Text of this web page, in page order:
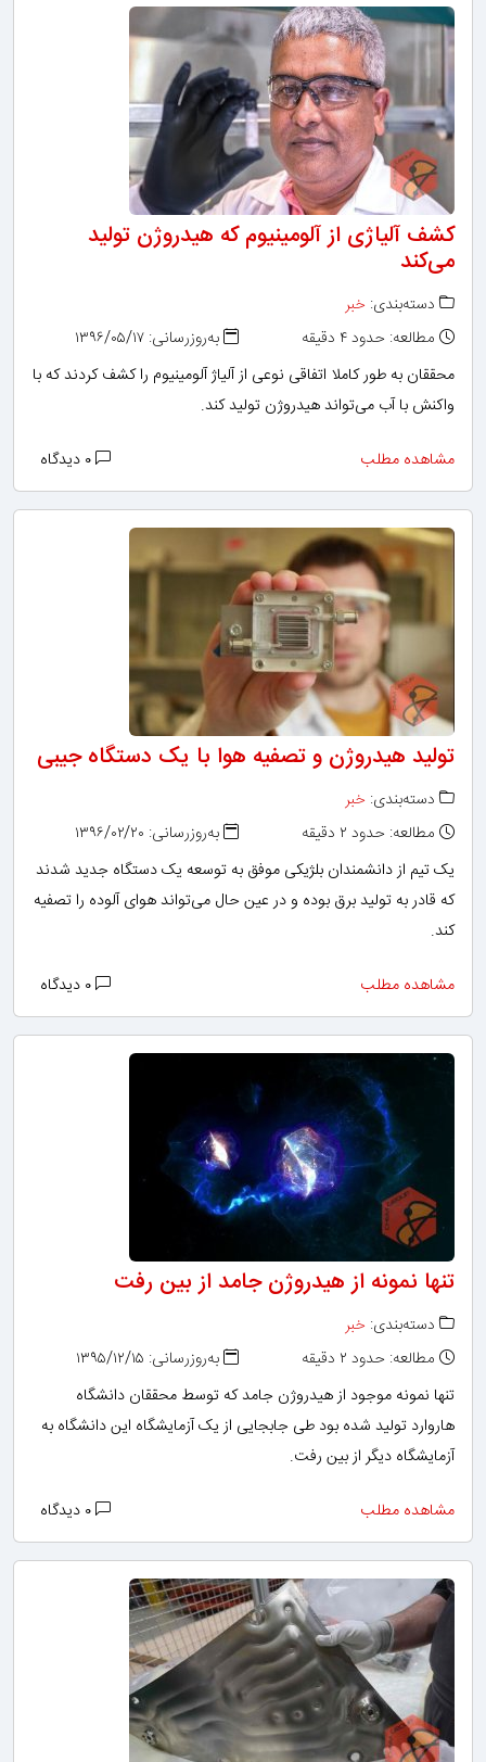
کشف آلیاژی از آلومینیوم که هیدروژن تولید
می‌کند
دسته‌بندی: خبر
مطالعه: حدود ۴ دقیقه
به‌روزرسانی: ۱۳۹۶/۰۵/۱۷
محققان به طور کاملا اتفاقی نوعی از آلیاژ آلومینیوم را کشف کردند که با
واکنش با آب می‌تواند هیدروژن تولید کند.
مشاهده مطلب
تولید هیدروژن و تصفیه هوا با یک دستگاه جیبی
دسته‌بندی: خبر
مطالعه: حدود ۲ دقیقه
به‌روزرسانی: ۱۳۹۶/۰۲/۲۰
یک تیم از دانشمندان بلژیکی موفق به توسعه یک دستگاه جدید شدند
که قادر به تولید برق بوده و در عین حال می‌تواند هوای آلوده را تصفیه
کند.
مشاهده مطلب
تنها نمونه از هیدروژن جامد از بین رفت
دسته‌بندی: خبر
مطالعه: حدود ۲ دقیقه
به‌روزرسانی: ۱۳۹۵/۱۲/۱۵
تنها نمونه موجود از هیدروژن جامد که توسط محققان دانشگاه
هاروارد تولید شده بود طی جابجایی از یک آزمایشگاه این دانشگاه به
آزمایشگاه دیگر از بین رفت.
مشاهده مطلب